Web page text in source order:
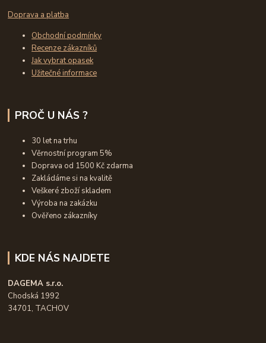
Doprava a platba
Obchodní podmínky
Recenze zákazníků
Jak vybrat opasek
Užitečné informace
PROČ U NÁS ?
30 let na trhu
Věrnostní program 5%
Doprava od 1500 Kč zdarma
Zakládáme si na kvalitě
Veškeré zboží skladem
Výroba na zakázku
Ověřeno zákazníky
KDE NÁS NAJDETE
DAGEMA s.r.o.
Chodská 1992
34701, TACHOV